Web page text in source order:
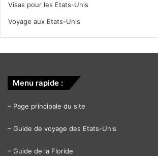
Visas pour les Etats-Unis
Voyage aux Etats-Unis
Menu rapide :
– Page principale du site
– Guide de voyage des Etats-Unis
– Guide de la Floride